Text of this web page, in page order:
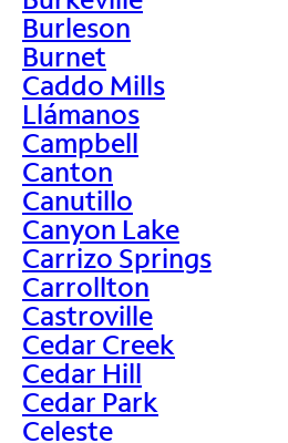
Burleson
Burnet
Caddo Mills
Llámanos
Campbell
Canton
Canutillo
Canyon Lake
Carrizo Springs
Carrollton
Castroville
Cedar Creek
Cedar Hill
Cedar Park
Celeste